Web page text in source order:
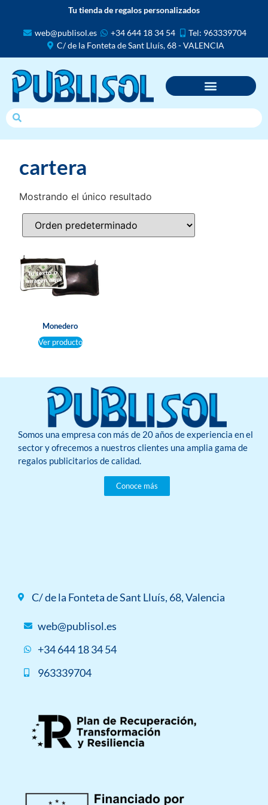
Tu tienda de regalos personalizados
web@publisol.es +34 644 18 34 54
Tel: 963339704
C/ de la Fonteta de Sant Lluís, 68 - VALENCIA
cartera
Mostrando el único resultado
Monedero
Ver producto
Somos una empresa con más de 20 años de experiencia en el
sector y ofrecemos a nuestros clientes una amplia gama de
regalos publicitarios de calidad.
Conoce más
C/ de la Fonteta de Sant Lluís, 68, Valencia
web@publisol.es
+34 644 18 34 54
963339704